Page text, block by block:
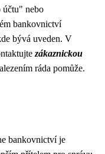
účtu" nebo
bankovnictví
bývá uveden. V
zákaznickou
ráda pomůže.
bankovnictví je